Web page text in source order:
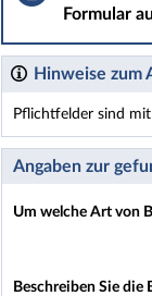
Formular
Hinweise zum
Pflichtfelder sind
Dieses Formular
Angaben zur
Um welche Art von
Beschreiben Sie die